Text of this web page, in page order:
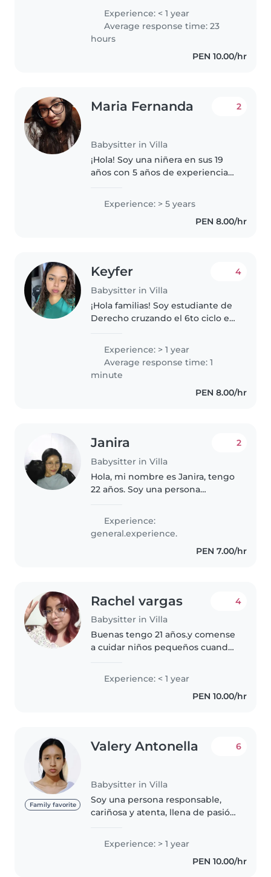
(principalmente con niños
pequeños y en edad preescolar
familiares), estoy muy
emocionada por la..
Experience: < 1 year
Average response time: 23
hours
PEN 10.00/hr
Maria Fernanda
Babysitter in Villa
2
¡Hola! Soy una niñera en sus 19
años con 5 años de experiencia
pequeños. Me encanta enseñar
idiomas, tocar música y jugar con
los niños. Actualmente, estoy
Experience: > 5 years
PEN 8.00/hr
Keyfer
Babysitter in Villa
4
¡Hola familias! Soy estudiante de
Derecho cruzando el 6to ciclo en
carrera es de leyes, mi pasión es
trabajar con niños. NO TENGO
CARGA FAMILIAR Y TENGO..
Experience: > 1 year
Average response time: 1
minute
PEN 8.00/hr
Janira
Babysitter in Villa
2
Hola, mi nombre es Janira, tengo
22 años. Soy una persona
responsable. Cuento con
experiencia como niñera,
Experience:
general.experience.
PEN 7.00/hr
Rachel vargas
Babysitter in Villa
4
Buenas tengo 21 años.y comense
a cuidar niños pequeños cuando
entusiasmo y paciencia para
cuidar a sus hijos. Soy
responsable y creativa, con
Experience: < 1 year
PEN 10.00/hr
Family favorite
Valery Antonella
Babysitter in Villa
6
Soy una persona responsable,
cariñosa y atenta, llena de pasión
participativa en proyectos donde
me involucre con ellos. Me
destaco por ser paciente,..
Experience: > 1 year
PEN 10.00/hr